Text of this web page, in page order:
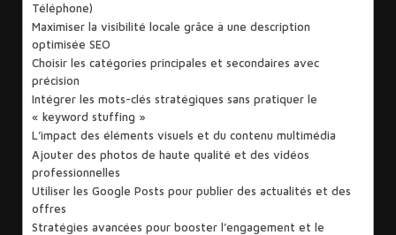
Téléphone)
Maximiser la visibilité locale grâce à une description
optimisée SEO
Choisir les catégories principales et secondaires avec
précision
Intégrer les mots-clés stratégiques sans pratiquer le
« keyword stuffing »
L’impact des éléments visuels et du contenu multimédia
Ajouter des photos de haute qualité et des vidéos
professionnelles
Utiliser les Google Posts pour publier des actualités et des
offres
Stratégies avancées pour booster l’engagement et le